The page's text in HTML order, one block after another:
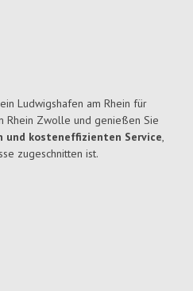
Ludwigshafen am Rhein für
Rhein Zwolle und genießen Sie
und kosteneffizienten Service,
zugeschnitten ist.